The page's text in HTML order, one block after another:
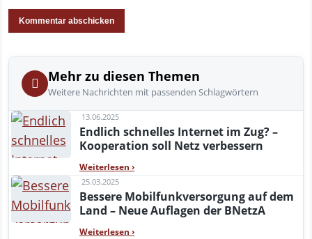
Mehr zu diesen Themen
Weitere Nachrichten mit passenden Schlagwörtern
13.06.2025
Endlich schnelles Internet im Zug? –
Kooperation soll Netz verbessern
Weiterlesen ›
25.03.2025
Bessere Mobilfunkversorgung auf dem
Land – Neue Auflagen der BNetzA
Weiterlesen ›